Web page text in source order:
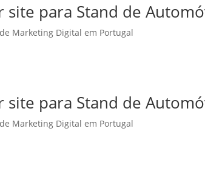
site para Stand de
Marketing Digital em Portugal
site para Stand de
Marketing Digital em Portugal